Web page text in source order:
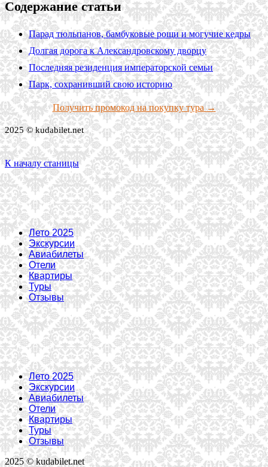
Содержание статьи
Парад тюльпанов, бамбуковые рощи и могучие кедры
Долгая дорога к Александровскому дворцу
Последняя резиденция императорской семьи
Парк, сохранивший свою историю
Получить промокод на покупку тура →
2025 © kudabilet.net
К началу станицы
Лето 2025
Экскурсии
Авиабилеты
Отели
Квартиры
Туры
Отзывы
Лето 2025
Экскурсии
Авиабилеты
Отели
Квартиры
Туры
Отзывы
2025 © kudabilet.net